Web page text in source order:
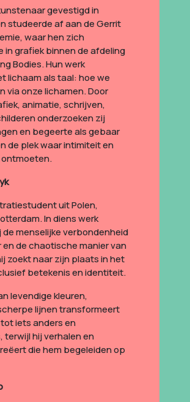
gevestigd in
studeerde af aan de Gerrit
waar hen zich
in grafiek binnen de afdeling
Bodies. Hun werk
lichaam als taal: hoe we
via onze lichamen. Door
animatie, schrijven,
onderzoeken zij
en begeerte als gebaar
de plek waar intimiteit en
ontmoeten.
uit Polen,
In diens werk
menselijke verbondenheid
de chaotische manier van
zoekt naar zijn plaats in het
betekenis en identiteit.
levendige kleuren,
lijnen transformeert
iets anders en
terwijl hij verhalen en
die hem begeleiden op